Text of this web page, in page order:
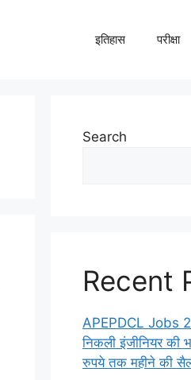
इतिहास परीक्षा
Search
Recent
APEPDCL Jobs
निकली इंजीनियर की
रुपये तक महीने की